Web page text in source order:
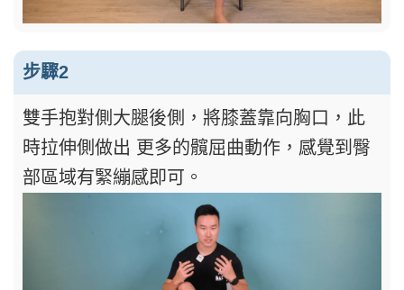
步驟2
雙手抱對側大腿後側，將膝蓋靠向胸口，此
時拉伸側做出 更多的髖屈曲動作，感覺到臀
部區域有緊繃感即可。